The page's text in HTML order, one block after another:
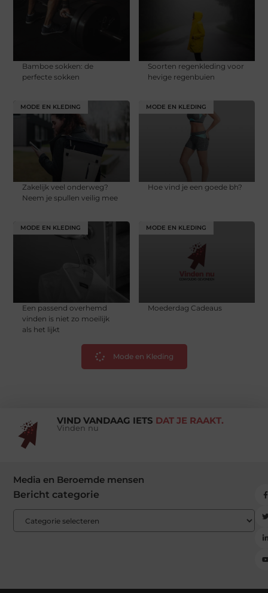
Bamboe sokken: de
perfecte sokken
Soorten regenkleding voor
hevige regenbuien
MODE EN KLEDING
Zakelijk veel onderweg?
Neem je spullen veilig mee
MODE EN KLEDING
Hoe vind je een goede bh?
MODE EN KLEDING
Een passend overhemd
vinden is niet zo moeilijk
als het lijkt
MODE EN KLEDING
Moederdag Cadeaus
Mode en Kleding
VIND VANDAAG IETS DAT JE RAAKT.
Vinden nu
Media en Beroemde mensen
Bericht categorie